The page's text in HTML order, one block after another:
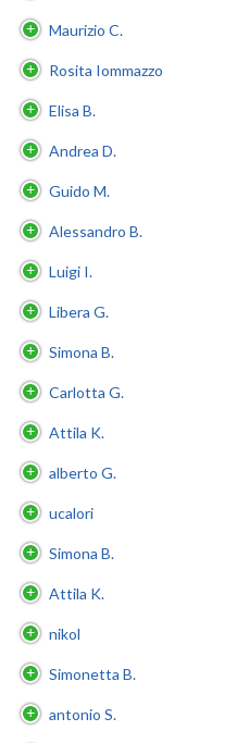
Maurizio C.
Rosita Iommazzo
Elisa B.
Andrea D.
Guido M.
Alessandro B.
Luigi I.
Libera G.
Simona B.
Carlotta G.
Attila K.
alberto G.
ucalori
Simona B.
Attila K.
nikol
Simonetta B.
antonio S.